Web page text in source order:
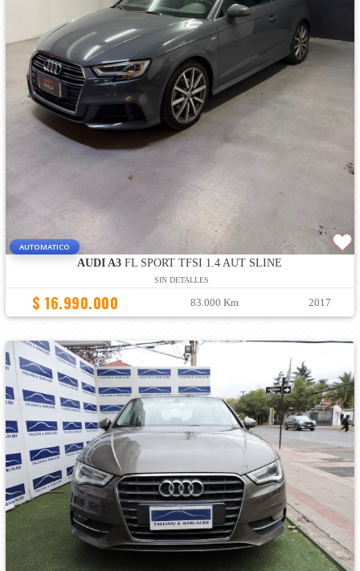
AUTOMATICO
AUDI A3 FL SPORT TFSI 1.4 AUT SLINE
SIN DETALLES
$ 16.990.000 83.000 Km 2017